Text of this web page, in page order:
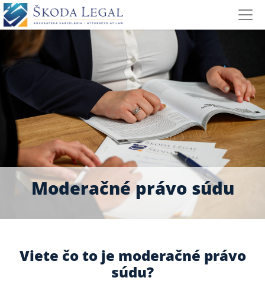
Moderačné právo súdu
Viete čo to je moderačné právo
súdu?